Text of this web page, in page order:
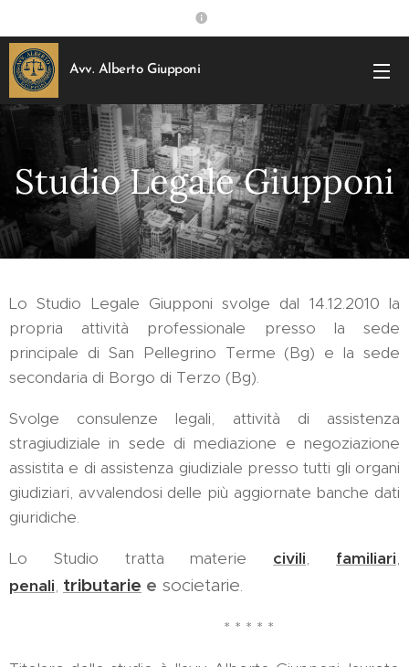
Avv. Alberto Giupponi
Studio Legale Giupponi
Lo Studio Legale Giupponi svolge dal 14.12.2010 la
propria attività professionale presso la sede
principale di San Pellegrino Terme (Bg) e la sede
secondaria di Borgo di Terzo (Bg).
Svolge consulenze legali, attività di assistenza
stragiudiziale in sede di mediazione e negoziazione
assistita e di assistenza giudiziale presso tutti gli organi
giudiziari, avvalendosi delle più aggiornate banche dati
giuridiche.
Lo Studio tratta materie civili, familiari,
penali, tributarie e societarie.
* * * * *